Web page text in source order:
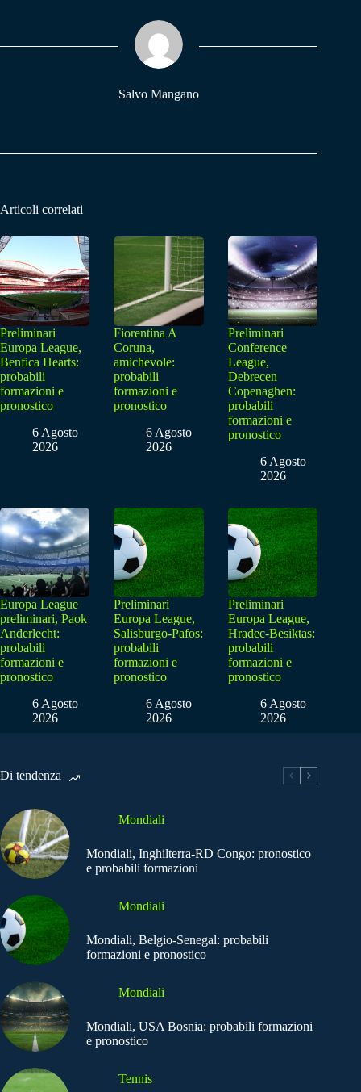
pp m
Salvo Mangano
Articoli correlati
Preliminari
Europa League,
Benfica Hearts:
probabili
formazioni e
pronostico
6 Agosto
2026
Fiorentina A
Coruna,
amichevole:
probabili
formazioni e
pronostico
6 Agosto
2026
Preliminari
Conference
League,
Debrecen
Copenaghen:
probabili
formazioni e
pronostico
6 Agosto
2026
Europa League
preliminari, Paok
Anderlecht:
probabili
formazioni e
pronostico
6 Agosto
2026
Preliminari
Europa League,
Salisburgo-Pafos:
probabili
formazioni e
pronostico
6 Agosto
2026
Preliminari
Europa League,
Hradec-Besiktas:
probabili
formazioni e
pronostico
6 Agosto
2026
Di tendenza
Mondiali
Mondiali, Inghilterra-RD Congo: pronostico
e probabili formazioni
Mondiali
Mondiali, Belgio-Senegal: probabili
formazioni e pronostico
Mondiali
Mondiali, USA Bosnia: probabili formazioni
e pronostico
Tennis